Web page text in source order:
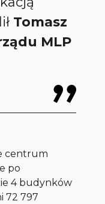
Tomasz
MLP
centrum
po
4 budynków
72 797